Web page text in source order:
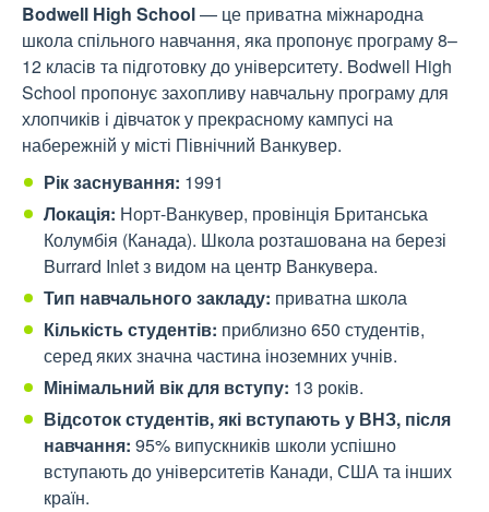
Bodwell High School— це приватна міжнародна
школа спільного навчання, яка пропонує програму 8–
12 класів та підготовку до університету. Bodwell High
School пропонує захопливу навчальну програму для
хлопчиків і дівчаток у прекрасному кампусі на
набережній у місті Північний Ванкувер.
Рік заснування: 1991
Локація: Норт-Ванкувер, провінція Британська
Колумбія (Канада). Школа розташована на березі
Burrard Inlet з видом на центр Ванкувера.
Тип навчального закладу: приватна школа
Кількість студентів: приблизно 650 студентів,
серед яких значна частина іноземних учнів.
Мінімальний вік для вступу: 13 років.
Відсоток студентів, які вступають у ВНЗ, після
навчання: 95% випускників школи успішно
вступають до університетів Канади, США та інших
країн.